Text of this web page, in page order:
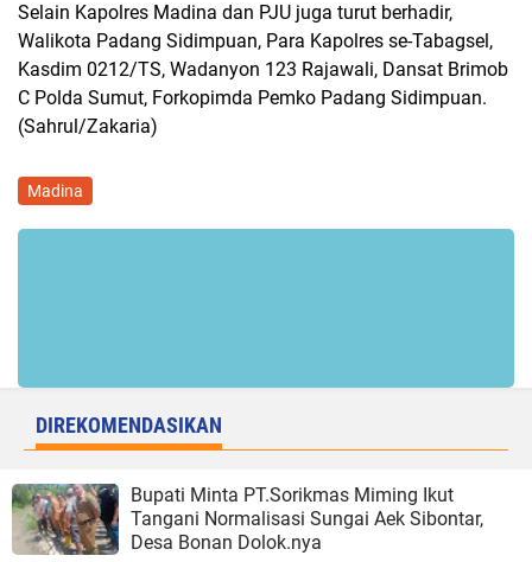
Selain Kapolres Madina dan PJU juga turut berhadir,
Walikota Padang Sidimpuan, Para Kapolres se-Tabagsel,
Kasdim 0212/TS, Wadanyon 123 Rajawali, Dansat Brimob
C Polda Sumut, Forkopimda Pemko Padang Sidimpuan.
(Sahrul/Zakaria)
Madina
DIREKOMENDASIKAN
Bupati Minta PT.Sorikmas Miming Ikut
Tangani Normalisasi Sungai Aek Sibontar,
Desa Bonan Dolok.nya